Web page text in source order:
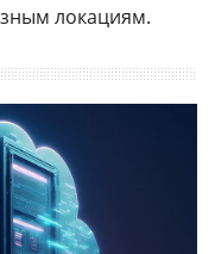
локациям.